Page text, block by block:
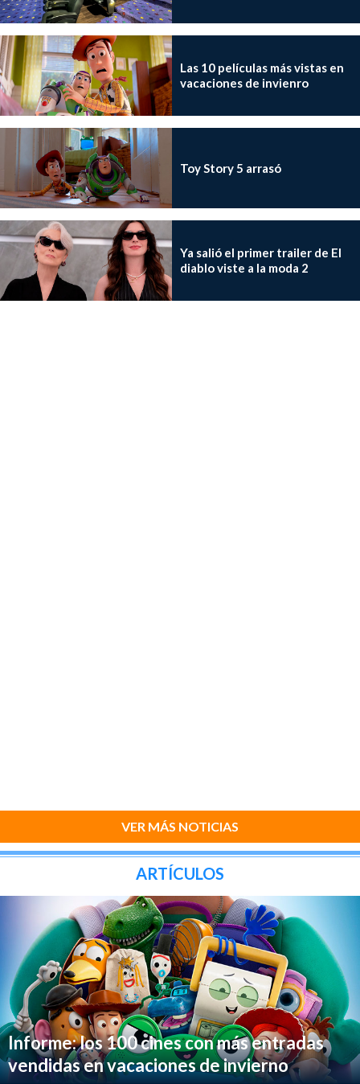
Las 10 películas más vistas en
vacaciones de invienro
Toy Story 5 arrasó
Ya salió el primer trailer de El
diablo viste a la moda 2
VER MÁS NOTICIAS
ARTÍCULOS
Informe: los 100 cines con más entradas
vendidas en vacaciones de invierno